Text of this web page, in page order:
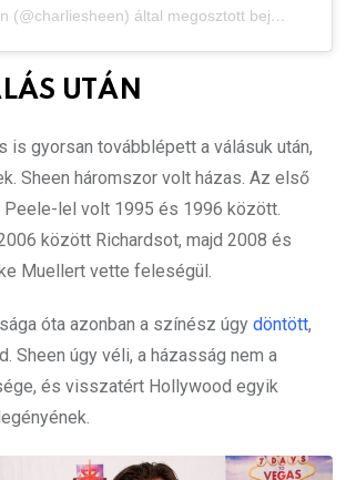
által megosztott bejegyzés
UTÁN
is gyorsan továbblépett a válásuk után,
Sheen háromszor volt házas. Az első
Peele-lel volt 1995 és 1996 között.
között Richardsot, majd 2008 és
Muellert vette feleségül.
óta azonban a színész úgy döntött,
Sheen úgy véli, a házasság nem a
és visszatért Hollywood egyik